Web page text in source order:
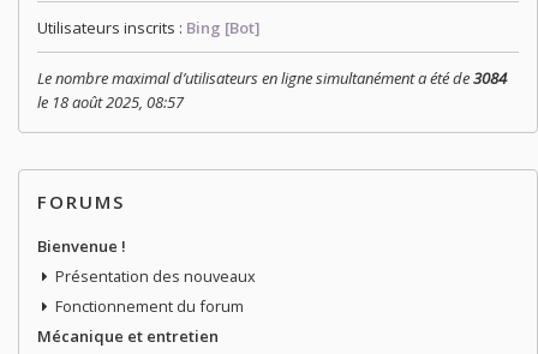
Utilisateurs inscrits : Bing [Bot]
Le nombre maximal d’utilisateurs en ligne simultanément a été de3084
le 18 août 2025, 08:57
FORUMS
Bienvenue !
Présentation des nouveaux
Fonctionnement du forum
Mécanique et entretien